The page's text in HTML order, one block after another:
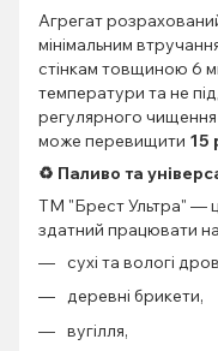
Агрегат
мінімальним
стінкам товщиною 6
температури та не
регулярного
може перевищити 15
♻️ Паливо та
ТМ "Брест Ультра" —
здатний працювати
сухі та вологі
деревні брикети,
вугілля,